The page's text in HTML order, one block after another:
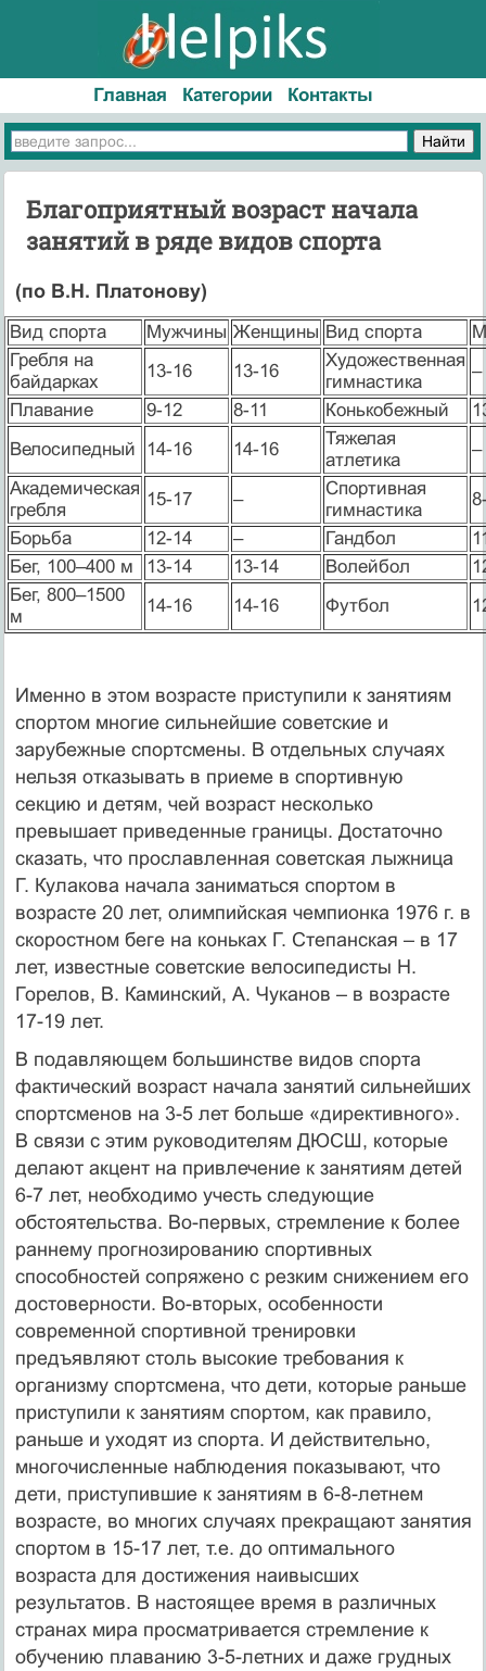
Главная Категории Контакты
Благоприятный возраст начала
занятий в ряде видов спорта
(по В.Н. Платонову)
Вид спорта Мужчины Женщины Вид спорта
Гребля на
байдарках
13-16 13-16
Художественная
гимнастика
–
Плавание
9-12 8-11 Конькобежный
Велосипедный
14-16 14-16
Тяжелая
атлетика
–
Академическая
гребля
15-17 –
Спортивная
гимнастика
Борьба
12-14 – Гандбол
Бег, 100–400 м
13-14 13-14 Волейбол
Бег, 800–1500
м
14-16 14-16 Футбол
Именно в этом возрасте приступили к занятиям
спортом многие сильнейшие советские и
зарубежные спортсмены. В отдельных случаях
нельзя отказывать в приеме в спортивную
секцию и детям, чей возраст несколько
превышает приведенные границы. Достаточно
сказать, что прославленная советская лыжница
Г. Кулакова начала заниматься спортом в
возрасте 20 лет, олимпийская чемпионка 1976 г. в
скоростном беге на коньках Г. Степанская – в 17
лет, известные советские велосипедисты Н.
Горелов, В. Каминский, А. Чуканов – в возрасте
17-19 лет.
В подавляющем большинстве видов спорта
фактический возраст начала занятий сильнейших
спортсменов на 3-5 лет больше «директивного».
В связи с этим руководителям ДЮСШ, которые
делают акцент на привлечение к занятиям детей
6-7 лет, необходимо учесть следующие
обстоятельства. Во-первых, стремление к более
раннему прогнозированию спортивных
способностей сопряжено с резким снижением его
достоверности. Во-вторых, особенности
современной спортивной тренировки
предъявляют столь высокие требования к
организму спортсмена, что дети, которые раньше
приступили к занятиям спортом, как правило,
раньше и уходят из спорта. И действительно,
многочисленные наблюдения показывают, что
дети, приступившие к занятиям в 6-8-летнем
возрасте, во многих случаях прекращают занятия
спортом в 15-17 лет, т.е. до оптимального
возраста для достижения наивысших
результатов. В настоящее время в различных
странах мира просматривается стремление к
обучению плаванию 3-5-летних и даже грудных